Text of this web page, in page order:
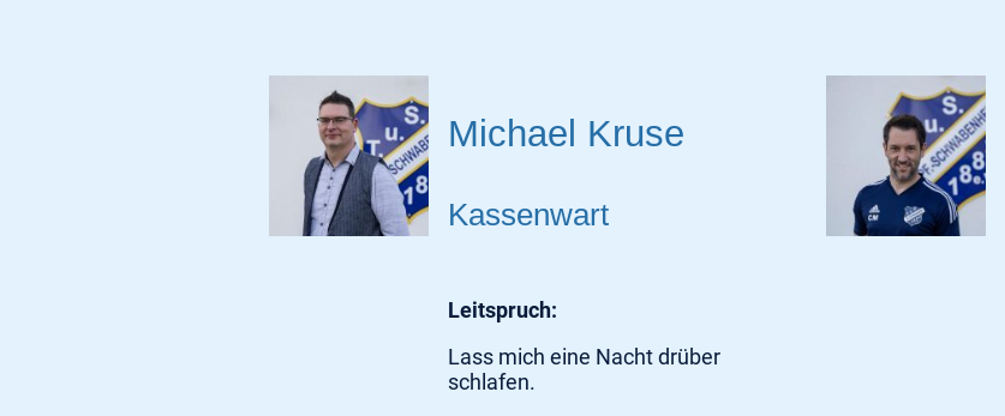
Michael Kruse
Kassenwart
Leitspruch:
Lass mich eine Nacht drüber
schlafen.